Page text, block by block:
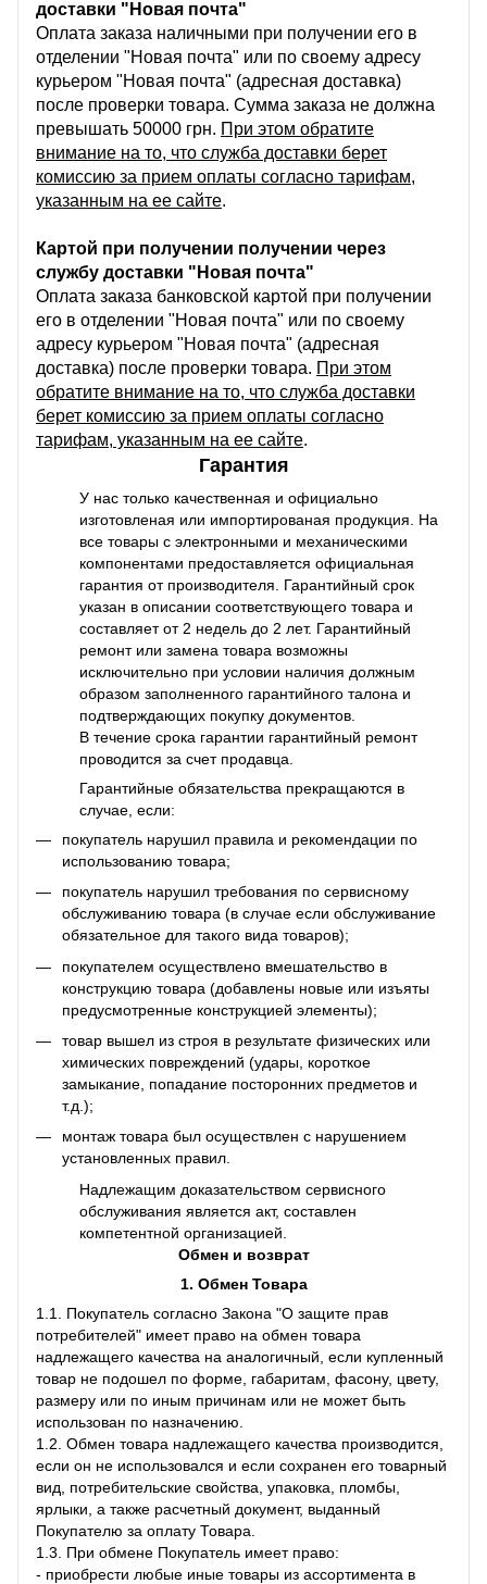
доставки "Новая почта"
Оплата заказа наличными при получении его в
отделении "Новая почта" или по своему адресу
курьером "Новая почта" (адресная доставка)
после проверки товара. Сумма заказа не должна
превышать 50000 грн. При этом обратите
внимание на то, что служба доставки берет
комиссию за прием оплаты согласно тарифам,
указанным на ее сайте.
Картой при получении получении через
службу доставки "Новая почта"
Оплата заказа банковской картой при получении
его в отделении "Новая почта" или по своему
адресу курьером "Новая почта" (адресная
доставка) после проверки товара. При этом
обратите внимание на то, что служба доставки
берет комиссию за прием оплаты согласно
тарифам, указанным на ее сайте.
Гарантия
У нас только качественная и официально
изготовленая или импортированая продукция. На
все товары с электронными и механическими
компонентами предоставляется официальная
гарантия от производителя. Гарантийный срок
указан в описании соответствующего товара и
составляет от 2 недель до 2 лет. Гарантийный
ремонт или замена товара возможны
исключительно при условии наличия должным
образом заполненного гарантийного талона и
подтверждающих покупку документов.
В течение срока гарантии гарантийный ремонт
проводится за счет продавца.
Гарантийные обязательства прекращаются в
случае, если:
покупатель нарушил правила и рекомендации по
использованию товара;
покупатель нарушил требования по сервисному
обслуживанию товара (в случае если обслуживание
обязательное для такого вида товаров);
покупателем осуществлено вмешательство в
конструкцию товара (добавлены новые или изъяты
предусмотренные конструкцией элементы);
товар вышел из строя в результате физических или
химических повреждений (удары, короткое
замыкание, попадание посторонних предметов и
т.д.);
монтаж товара был осуществлен с нарушением
установленных правил.
Надлежащим доказательством сервисного
обслуживания является акт, составлен
компетентной организацией.
Обмен и возврат
1. Обмен Товара
1.1. Покупатель согласно Закона "О защите прав
потребителей" имеет право на обмен товара
надлежащего качества на аналогичный, если купленный
товар не подошел по форме, габаритам, фасону, цвету,
размеру или по иным причинам или не может быть
использован по назначению.
1.2. Обмен товара надлежащего качества производится,
если он не использовался и если сохранен его товарный
вид, потребительские свойства, упаковка, пломбы,
ярлыки, а также расчетный документ, выданный
Покупателю за оплату Товара.
1.3. При обмене Покупатель имеет право:
- приобрести любые иные товары из ассортимента в